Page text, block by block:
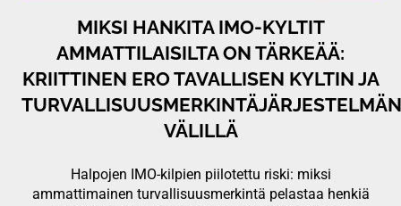
MIKSI HANKITA IMO-KYLTIT
AMMATTILAISILTA ON TÄRKEÄÄ:
KRIITTINEN ERO TAVALLISEN KYLTIN JA
TURVALLISUUSMERKINTÄJÄRJESTELMÄN
VÄLILLÄ
Halpojen IMO-kilpien piilotettu riski: miksi
ammattimainen turvallisuusmerkintä pelastaa henkiä